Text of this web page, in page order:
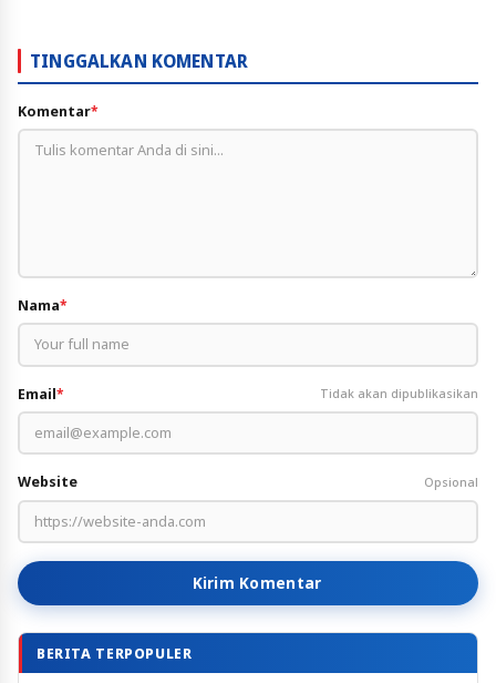
TINGGALKAN KOMENTAR
Komentar*
Nama*
Email* Tidak akan dipublikasikan
Website Opsional
Kirim Komentar
BERITA TERPOPULER